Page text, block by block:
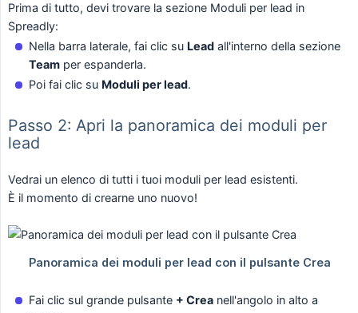
Prima di tutto, devi trovare la sezione Moduli per lead in
Spreadly:
Nella barra laterale, fai clic su Lead all'interno della sezione
Team per espanderla.
Poi fai clic su Moduli per lead.
Passo 2: Apri la panoramica dei moduli per
lead
Vedrai un elenco di tutti i tuoi moduli per lead esistenti.
È il momento di crearne uno nuovo!
Fai clic sul grande pulsante + Crea nell'angolo in alto a